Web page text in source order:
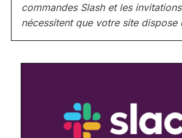
commandes Slash et les
nécessitent que votre site dispose